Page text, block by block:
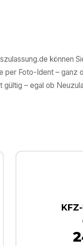
können
per Foto-Ident – ganz
– egal ob